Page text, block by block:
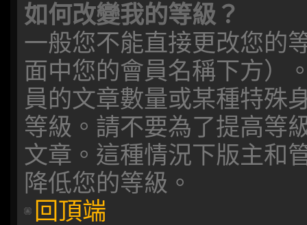
如何改變我的等級？
一般您不能直接更改您的
面中您的會員名稱下方）
員的文章數量或某種特殊
等級。請不要為了提高等
文章。這種情況下版主和
降低您的等級。
回頂端